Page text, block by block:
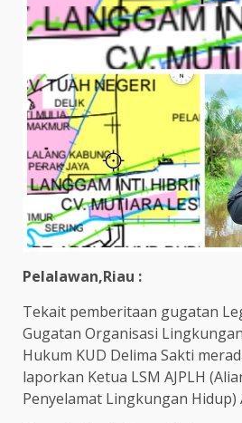
Pelalawan,Riau :
Tekait pemberitaan gugatan
Gugatan Organisasi
Hukum KUD Delima Sakti
laporkan Ketua LSM AJPLH
Penyelamat Lingkungan Hidup)